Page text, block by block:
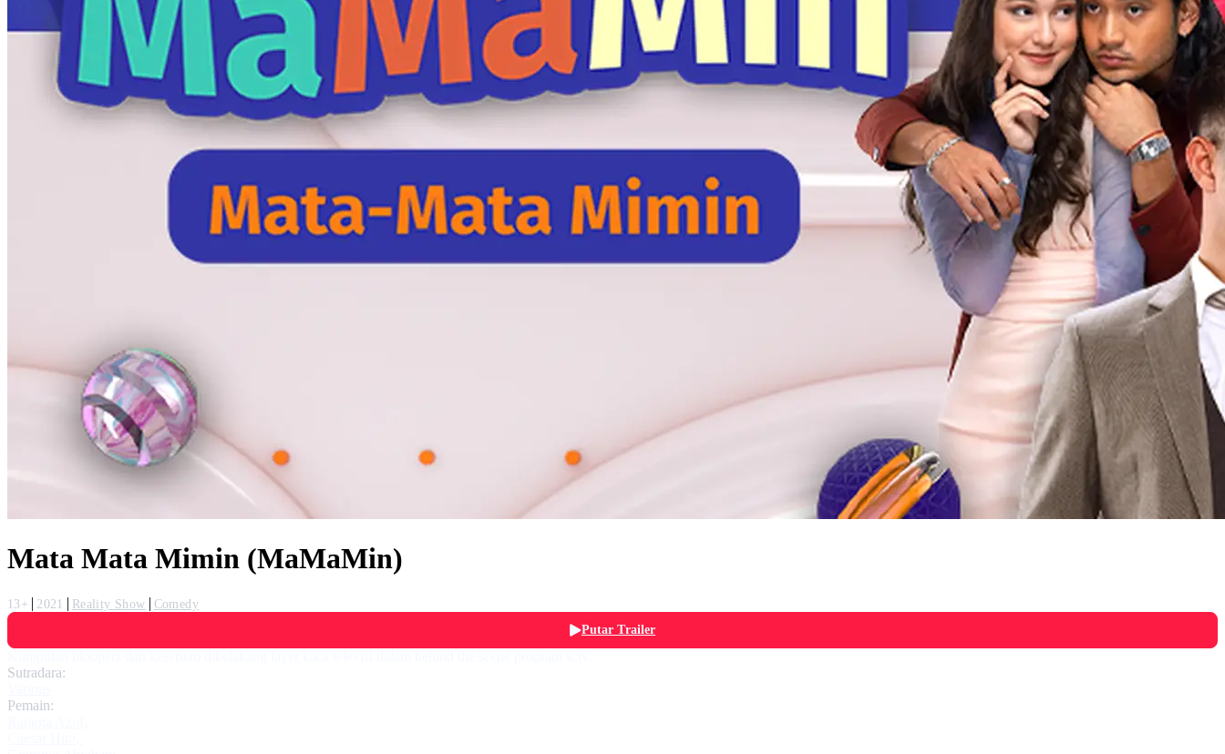
Mata Mata Mimin (MaMaMin)
13+ 2021 Reality Show
Comedy
Putar Trailer
Sutradara:
Pemain: